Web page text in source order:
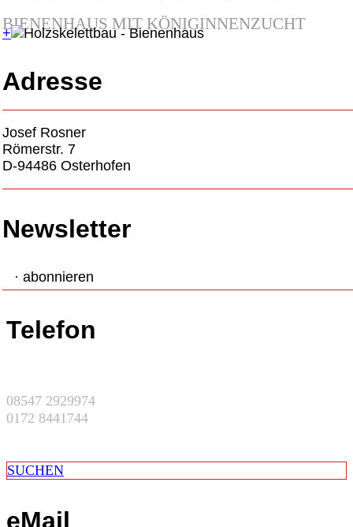
BIENENHAUS MIT KÖNIGINNENZUCHT
+
Adresse
Josef Rosner
Römerstr. 7
D-94486 Osterhofen
Newsletter
· abonnieren
Telefon
08547 2929974
0172 8441744
SUCHEN
eMail